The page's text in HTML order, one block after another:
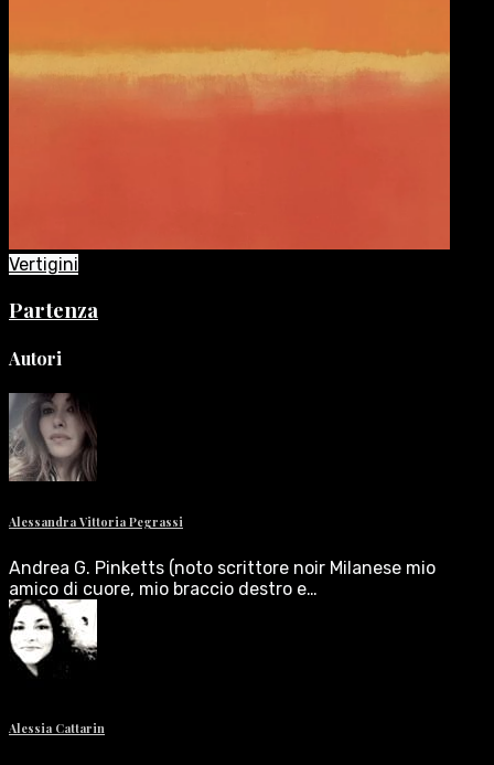
Vertigini
Partenza
Autori
Alessandra Vittoria Pegrassi
Andrea G. Pinketts (noto scrittore noir Milanese mio
amico di cuore, mio braccio destro e…
Alessia Cattarin